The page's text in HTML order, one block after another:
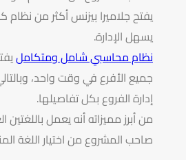
يفتح جلاميرا بيزنس أكثر من نظام
يسهل الإدارة.
نظام محاسبي شامل ومتكامل
جميع الأفرع في وقت واحد،
إدارة الفروع بكل تفاصيلها.
من أبرز مميزاته أنه يعمل باللغتين
صاحب المشروع من اختيار اللغة